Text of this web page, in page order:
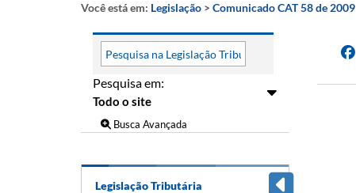
Você está em: Legislação > Comunicado CAT 58 de 2009
Pesquisa em:
Busca Avançada
Legislação Tributária